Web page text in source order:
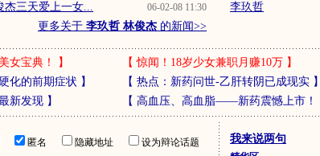
06-02-08 11:30
杰三天爱上一女...
更多关于 李玖哲 林俊杰 的新闻>>
李玖哲
女宝典！ 】 【惊闻！18岁少女兼职月赚10万】
化的前期症状 】 【 热点：新药问世-乙肝转阴已成现实】
新发现】 【 高血压、高血脂——新药震憾上市！
匿名 隐藏地址 设为辩论话题 我来说两句